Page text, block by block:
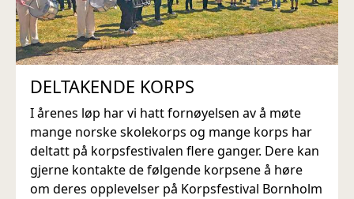
DELTAKENDE KORPS
I årenes løp har vi hatt fornøyelsen av å møte
mange norske skolekorps og mange korps har
deltatt på korpsfestivalen flere ganger. Dere kan
gjerne kontakte de følgende korpsene å høre
om deres opplevelser på Korpsfestival Bornholm